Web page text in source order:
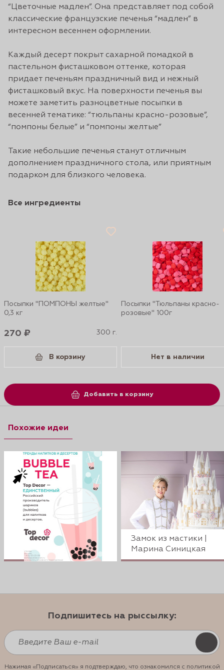
“Цветочные мадлен”. Она представляет под собой
классические французские печенья “мадлен” в
интересном весеннем оформлении.
Каждый десерт покрыт сахарной помадкой в
пастельном фисташковом оттенке, которая
придает печеньям праздничный вид и нежный
фисташковый вкус. На поверхности печенья вы
можете заметить разноцветные посыпки в
весенней тематике: “тюльпаны красно-розовые”,
“помпоны белые” и “помпоны желтые”
Такие небольшие печенья станут отличным
дополнением праздничного стола, или приятным
подарком для близкого человека.
Все ингредиенты
Посыпки "ПОМПОНЫ желтые"
0,3 кг
270 ₽ 300 г.
В корзину
Посыпки "Тюльпаны красно-
розовые" 100г
Нет в наличии
Добавить в корзину
Похожие идеи
Замок из мастики |
Марина Синицкая
Подпишитесь на рыссылку:
Нажимая «Подписаться» я подтверждаю, что ознакомился с политикой